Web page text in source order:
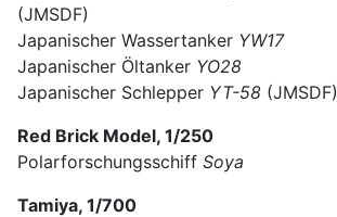
(JMSDF)
Japanischer Wassertanker YW17
Japanischer Öltanker YO28
Japanischer Schlepper YT-58 (JMSDF)
Red Brick Model, 1/250
Polarforschungsschiff Soya
Tamiya, 1/700